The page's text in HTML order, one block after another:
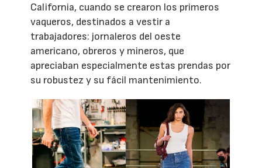
California, cuando se crearon los primeros
vaqueros, destinados a vestir a
trabajadores: jornaleros del oeste
americano, obreros y mineros, que
apreciaban especialmente estas prendas por
su robustez y su fácil mantenimiento.